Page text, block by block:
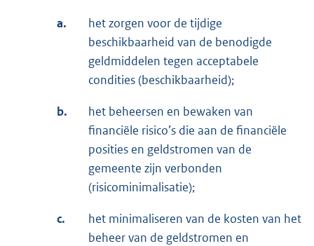
a.
het zorgen voor de tijdige
beschikbaarheid van de benodigde
geldmiddelen tegen acceptabele
condities (beschikbaarheid);
b.
het beheersen en bewaken van
financiële risico’s die aan de financiële
posities en geldstromen van de
gemeente zijn verbonden
(risicominimalisatie);
c.
het minimaliseren van de kosten van het
beheer van de geldstromen en